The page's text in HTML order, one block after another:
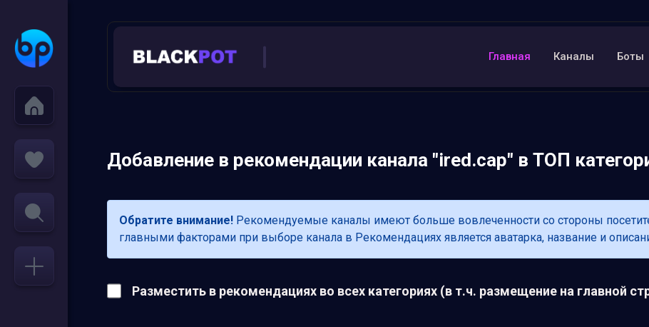
Главная Каналы Боты
Добавление в рекомендации канала "ired.cap" в ТОП
Обратите внимание!Рекомендуемые каналы имеют больше вовлеченности со стороны
главными факторами при выборе канала в Рекомендациях является аватарка, название и
Разместить в рекомендациях во всех категориях (в т.ч. размещение на главной